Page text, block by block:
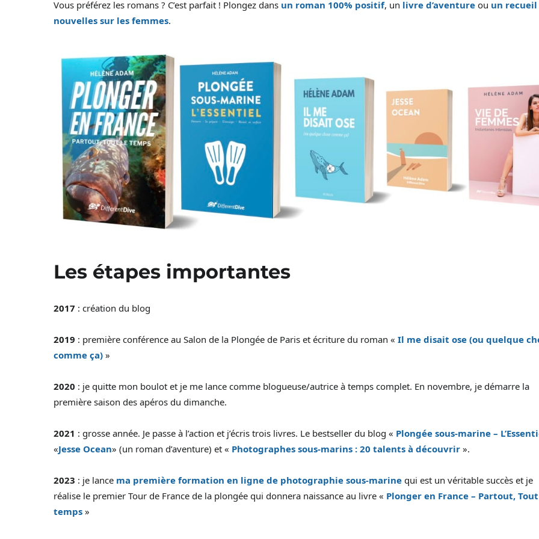
Vous préférez les romans ? C’est parfait ! Plongez dans un roman 100% positif, un livre d’aventure ou un recueil
nouvelles sur les femmes.
Les étapes importantes
2017 : création du blog
2019 : première conférence au Salon de la Plongée de Paris et écriture du roman « Il me disait ose (ou quelque
comme ça) »
2020 : je quitte mon boulot et je me lance comme blogueuse/autrice à temps complet. En novembre, je démarre la
première saison des apéros du dimanche.
2021 : grosse année. Je passe à l’action et j’écris trois livres. Le bestseller du blog « Plongée sous-marine –
«Jesse Ocean» (un roman d’aventure) et « Photographes sous-marins : 20 talents à découvrir ».
2023 : je lance ma première formation en ligne de photographie sous-marine qui est un véritable succès et je
réalise le premier Tour de France de la plongée qui donnera naissance au livre « Plonger en France – Partout,
temps »